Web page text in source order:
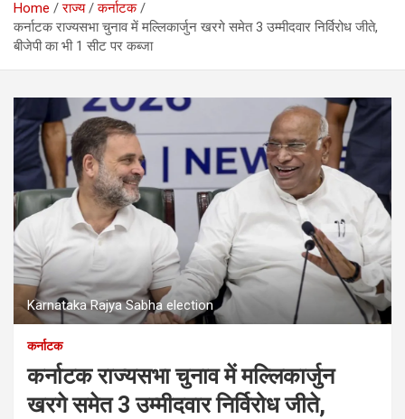
Home राज्य
कर्नाटक
कर्नाटक राज्यसभा चुनाव में मल्लिकार्जुन खरगे समेत 3 उम्मीदवार निर्विरोध जीते,
बीजेपी का भी 1 सीट पर कब्जा
Karnataka Rajya Sabha election
कर्नाटक
कर्नाटक राज्यसभा चुनाव में मल्लिकार्जुन
खरगे समेत 3 उम्मीदवार निर्विरोध जीते,